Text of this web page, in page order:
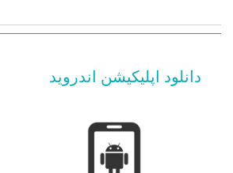
دانلود اپلیکیشن اندروید